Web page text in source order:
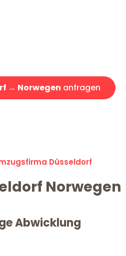
→ Norwegen anfragen
Düsseldorf
Norwegen
Abwicklung